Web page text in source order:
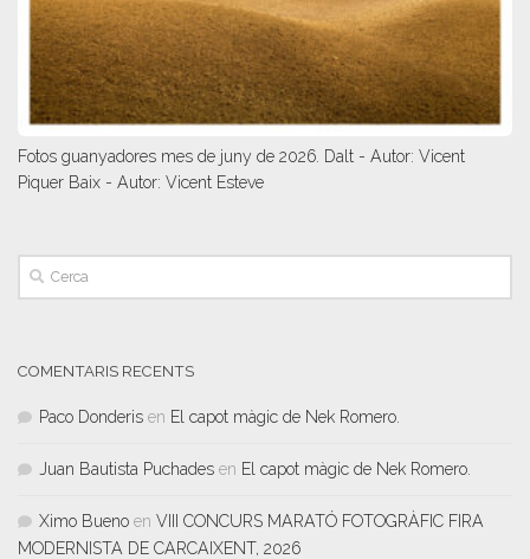
Fotos guanyadores mes de juny de 2026. Dalt - Autor: Vicent
Piquer Baix - Autor: Vicent Esteve
COMENTARIS RECENTS
Paco Donderis en El capot màgic de Nek Romero.
Juan Bautista Puchades en El capot màgic de Nek Romero.
Ximo Bueno en VIII CONCURS MARATÓ FOTOGRÀFIC FIRA
MODERNISTA DE CARCAIXENT, 2026